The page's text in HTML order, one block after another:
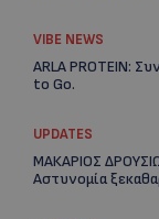
VIBE NEWS
ARLA PROTEIN:
to Go.
UPDATES
ΜΑΚΑΡΙΟΣ
Αστυνομία